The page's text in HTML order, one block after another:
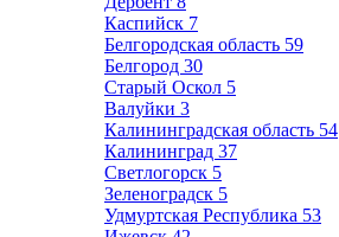
Каспийск 7
Белгородская область 59
Белгород 30
Старый Оскол 5
Валуйки 3
Калининградская область 54
Калининград 37
Светлогорск 5
Зеленоградск 5
Удмуртская Республика 53